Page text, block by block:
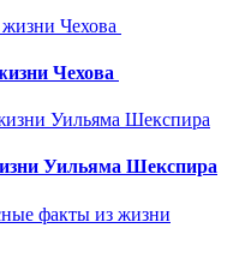
Чехова
Уильяма Шекспира